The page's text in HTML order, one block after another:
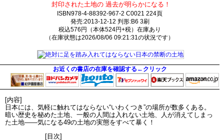
封印された土地の 過去が明らかになる！
ISBN978-4-88392-967-2 C0021 224頁
発売:2013-12-12 判形:B6 3刷
税込576円（本体524円+税）在庫あり
（在庫状態は2026/08/06 09:21:31の状況です）
お近くの書店の在庫を確認する←クリック
[内容]
日本には、気軽に触れてはならない“いわくつき”の場所が数多くある。
暗い歴史を秘めた土地、一般の人間は入れない土地、人が消えてしまっ
た土地――気になる49の土地の実態をすべて暴く！
[目次]